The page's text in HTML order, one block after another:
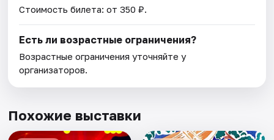
Стоимость билета: от 350 ₽.
Есть ли возрастные ограничения?
Возрастные ограничения уточняйте у
организаторов.
Похожие выставки